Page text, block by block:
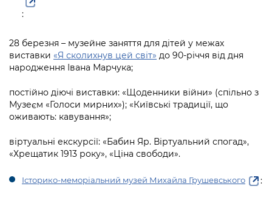
:
28 березня – музейне заняття для дітей у межах
виставки «Я сколихнув цей світ» до 90-річчя від дня
народження Івана Марчука;
постійно діючі виставки: «Щоденники війни» (спільно з
Музеєм «Голоси мирних»); «Київські традиції, що
оживають: кавування»;
віртуальні екскурсії: «Бабин Яр. Віртуальний спогад»,
«Хрещатик 1913 року», «Ціна свободи».
Історико-меморіальний музей Михайла Грушевського :